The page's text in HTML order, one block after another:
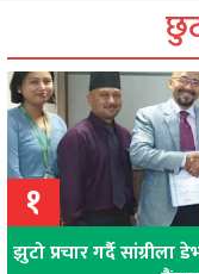
१
झुटो प्रचार गर्दै